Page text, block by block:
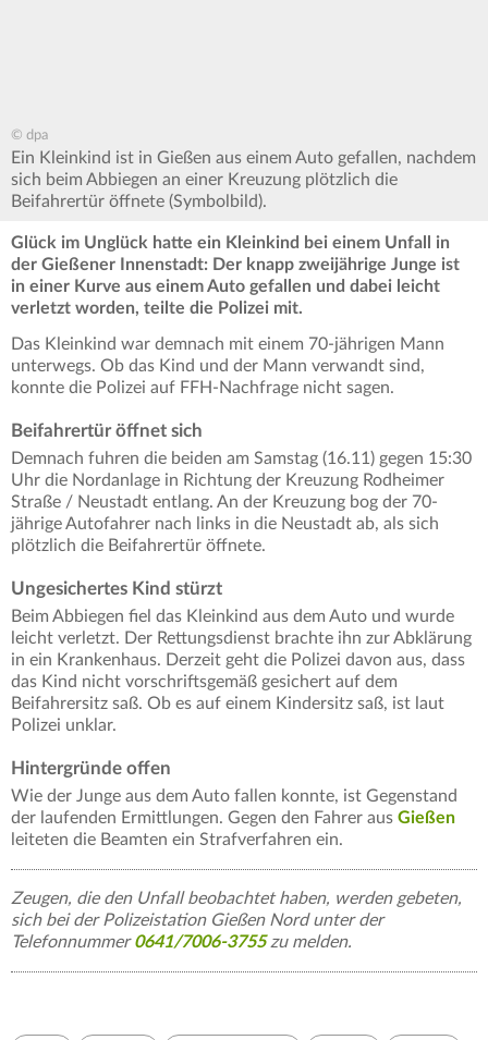
© dpa
Ein Kleinkind ist in Gießen aus einem Auto gefallen, nachdem
sich beim Abbiegen an einer Kreuzung plötzlich die
Beifahrertür öffnete (Symbolbild).
Glück im Unglück hatte ein Kleinkind bei einem Unfall in
der Gießener Innenstadt: Der knapp zweijährige Junge ist
in einer Kurve aus einem Auto gefallen und dabei leicht
verletzt worden, teilte die Polizei mit.
Das Kleinkind war demnach mit einem 70-jährigen Mann
unterwegs. Ob das Kind und der Mann verwandt sind,
konnte die Polizei auf FFH-Nachfrage nicht sagen.
Beifahrertür öffnet sich
Demnach fuhren die beiden am Samstag (16.11) gegen 15:30
Uhr die Nordanlage in Richtung der Kreuzung Rodheimer
Straße / Neustadt entlang. An der Kreuzung bog der 70-
jährige Autofahrer nach links in die Neustadt ab, als sich
plötzlich die Beifahrertür öffnete.
Ungesichertes Kind stürzt
Beim Abbiegen fiel das Kleinkind aus dem Auto und wurde
leicht verletzt. Der Rettungsdienst brachte ihn zur Abklärung
in ein Krankenhaus. Derzeit geht die Polizei davon aus, dass
das Kind nicht vorschriftsgemäß gesichert auf dem
Beifahrersitz saß. Ob es auf einem Kindersitz saß, ist laut
Polizei unklar.
Hintergründe offen
Wie der Junge aus dem Auto fallen konnte, ist Gegenstand
der laufenden Ermittlungen. Gegen den Fahrer aus Gießen
leiteten die Beamten ein Strafverfahren ein.
Zeugen, die den Unfall beobachtet haben, werden gebeten,
sich bei der Polizeistation Gießen Nord unter der
Telefonnummer0641/7006-3755zu melden.